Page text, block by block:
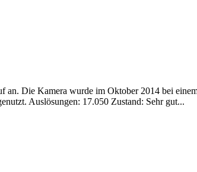
Die Kamera wurde im Oktober 2014 bei
Auslösungen: 17.050 Zustand: Sehr gut...